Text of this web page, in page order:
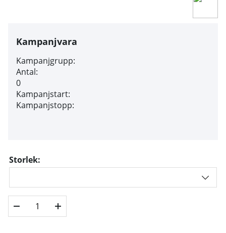
Kampanjvara
Kampanjgrupp:
Antal:
0
Kampanjstart:
Kampanjstopp:
Storlek: